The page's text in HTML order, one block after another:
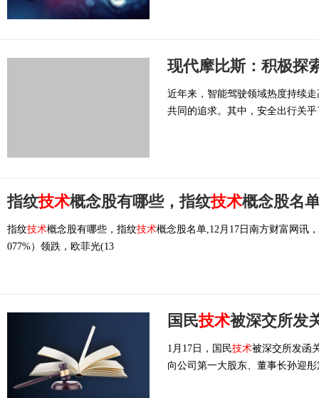
现代摩比斯：积极探
近年来，智能驾驶领域热度持续
共同的追求。其中，安全出行关
指纹技术概念股有哪些，指纹技术概念股名
指纹技术概念股有哪些，指纹技术概念股名单,12月17日南方财富网讯
077%）领跌，欧菲光(13
国民技术被深交所发
1月17日，国民技术被深交所发函
向公司第一大股东、董事长孙迎